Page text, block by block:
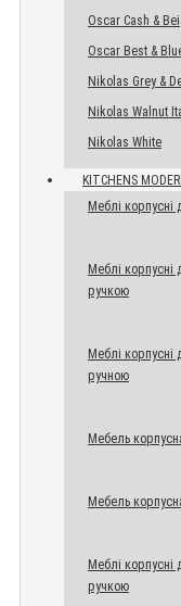
Oscar Cash &
Oscar Best &
Nikolas Grey &
Nikolas Walnut
Nikolas White
KITCHENS
Меблі корпусні
Меблі корпусні
ручкою
Меблі
ручною
Мебель
Мебель
Меблі
ручкою